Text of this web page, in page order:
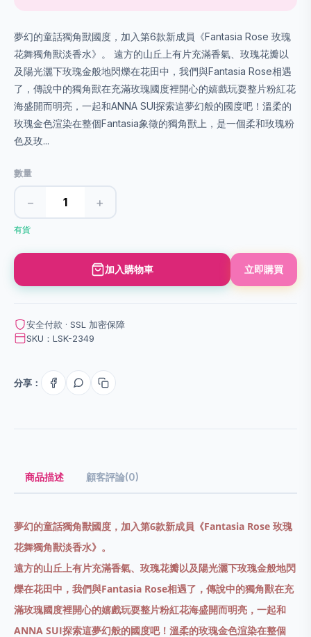
夢幻的童話獨角獸國度，加入第6款新成員《Fantasia Rose 玫瑰
花舞獨角獸淡香水》。 遠方的山丘上有片充滿香氣、玫瑰花瓣以
及陽光灑下玫瑰金般地閃爍在花田中，我們與Fantasia Rose相遇
了，傳說中的獨角獸在充滿玫瑰國度裡開心的嬉戲玩耍整片粉紅花
海盛開而明亮，一起和ANNA SUI探索這夢幻般的國度吧！溫柔的
玫瑰金色渲染在整個Fantasia象徵的獨角獸上，是一個柔和玫瑰粉
色及玫...
數量
− +
有貨
加入購物車 立即購買
安全付款 · SSL 加密保障
SKU：LSK-2349
分享：
商品描述 顧客評論(0)
夢幻的童話獨角獸國度，加入第6款新成員《Fantasia Rose 玫瑰
花舞獨角獸淡香水》。
遠方的山丘上有片充滿香氣、玫瑰花瓣以及陽光灑下玫瑰金般地閃
爍在花田中，我們與Fantasia Rose相遇了，傳說中的獨角獸在充
滿玫瑰國度裡開心的嬉戲玩耍整片粉紅花海盛開而明亮，一起和
ANNA SUI探索這夢幻般的國度吧！溫柔的玫瑰金色渲染在整個